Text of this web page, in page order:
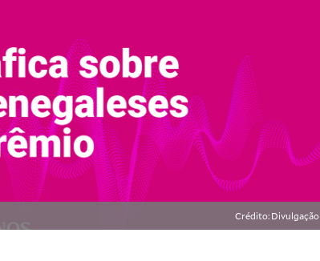
Crédito: Divulgação